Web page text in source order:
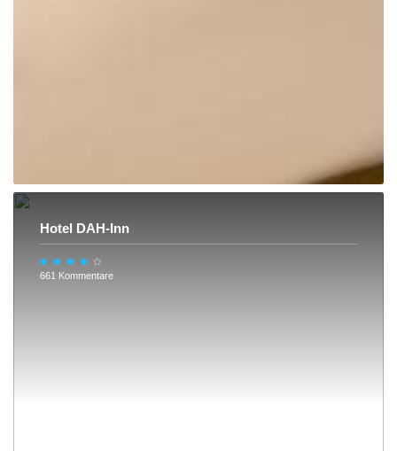
Hotel DAH-Inn
661 Kommentare